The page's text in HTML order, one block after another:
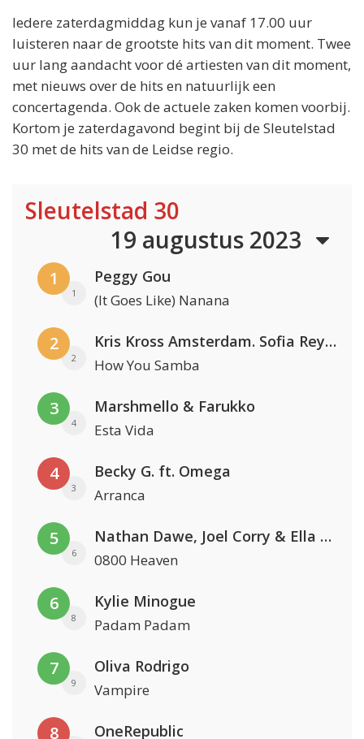
Iedere zaterdagmiddag kun je vanaf 17.00 uur
luisteren naar de grootste hits van dit moment. Twee
uur lang aandacht voor dé artiesten van dit moment,
met nieuws over de hits en natuurlijk een
concertagenda. Ook de actuele zaken komen voorbij.
Kortom je zaterdagavond begint bij de Sleutelstad
30 met de hits van de Leidse regio.
Sleutelstad 30
19 augustus 2023
1
1
Peggy Gou
(It Goes Like) Nanana
2
2
Kris Kross Amsterdam. Sofia Reyes & Tinie Tempah
How You Samba
3
4
Marshmello & Farukko
Esta Vida
4
3
Becky G. ft. Omega
Arranca
5
6
Nathan Dawe, Joel Corry & Ella Henderson
0800 Heaven
6
8
Kylie Minogue
Padam Padam
7
9
Oliva Rodrigo
Vampire
8 OneRepublic